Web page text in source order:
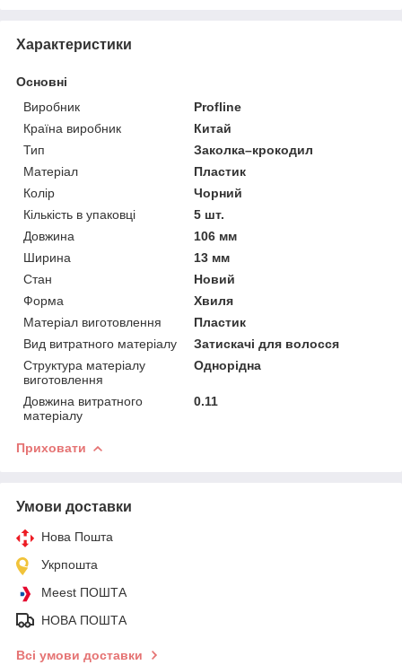
Характеристики
Основні
Виробник
Profline
Країна виробник
Китай
Тип
Заколка–крокодил
Матеріал
Пластик
Колір
Чорний
Кількість в упаковці
5 шт.
Довжина
106 мм
Ширина
13 мм
Стан
Новий
Форма
Хвиля
Матеріал виготовлення
Пластик
Вид витратного матеріалу
Затискачі для волосся
Структура матеріалу
виготовлення
Однорідна
Довжина витратного
матеріалу
0.11
Приховати
Умови доставки
Нова Пошта
Укрпошта
Meest ПОШТА
НОВА ПОШТА
Всі умови доставки